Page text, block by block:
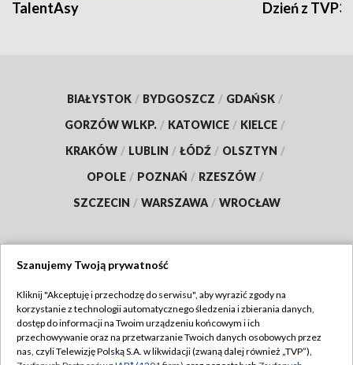
TalentAsy Dzień z TVP3
BIAŁYSTOK / BYDGOSZCZ / GDAŃSK /
GORZÓW WLKP. / KATOWICE / KIELCE /
KRAKÓW / LUBLIN / ŁÓDŹ / OLSZTYN /
OPOLE / POZNAŃ / RZESZÓW /
SZCZECIN / WARSZAWA / WROCŁAW
TVP
Abonament TVP
Regulamin TVP
Szanujemy Twoją prywatność
Kliknij "Akceptuję i przechodzę do serwisu", aby wyrazić zgody na
korzystanie z technologii automatycznego śledzenia i zbierania danych,
dostęp do informacji na Twoim urządzeniu końcowym i ich
przechowywanie oraz na przetwarzanie Twoich danych osobowych przez
nas, czyli Telewizję Polską S.A. w likwidacji (zwaną dalej również „TVP”),